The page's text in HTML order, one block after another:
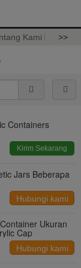
Kami >>
Containers
Kirim Sekarang
Jars Beberapa
Hubungi kami
Ukuran
Cap
Hubungi kami